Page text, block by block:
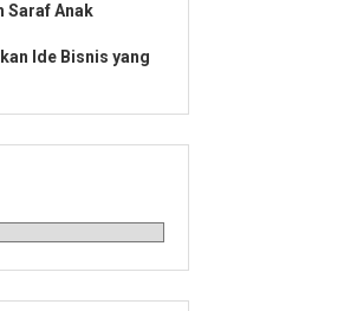
Saraf Anak
Ide Bisnis yang